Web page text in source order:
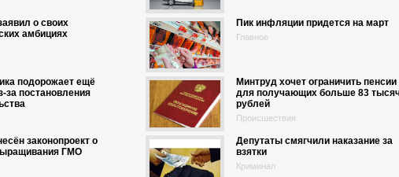
о своих
амбициях
Пик инфляции придется на март
Главное
подорожает ещё
за постановления
Минтруд хочет ограничить пенсии
для получающих больше 83
рублей
Происшествия
законопроект о
ГМО
Депутаты смягчили наказание за
взятки
Криминал